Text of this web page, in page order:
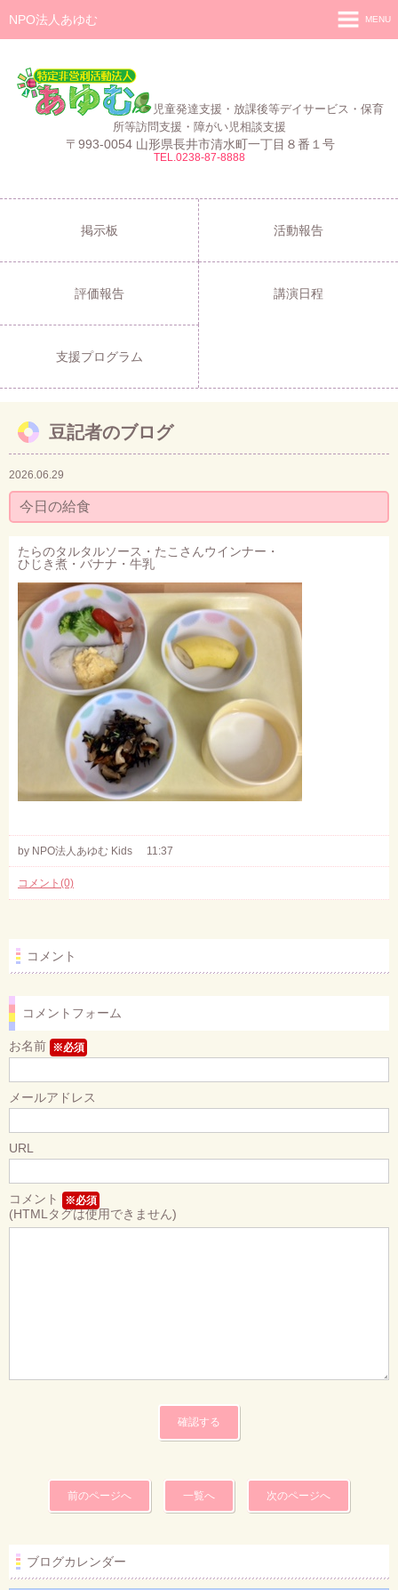
NPO法人あゆむ
児童発達支援・放課後等デイサービス・保育
所等訪問支援・障がい児相談支援
〒993-0054 山形県長井市清水町一丁目８番１号
TEL.0238-87-8888
MENU
施設紹介
あゆむZIBUN LABO
サービス内容
支援プログラム
ご利用について
採用情報
お問い合わせ
掲示板 活動報告
評価報告 講演日程
支援プログラム
豆記者のブログ
2026.06.29
今日の給食
たらのタルタルソース・たこさんウインナー・
ひじき煮・バナナ・牛乳
by NPO法人あゆむ Kids 11:37
コメント(0)
コメント
コメントフォーム
お名前 ※必須
メールアドレス
URL
コメント ※必須
(HTMLタグは使用できません)
前のページへ 一覧へ 次のページへ
ブログカレンダー